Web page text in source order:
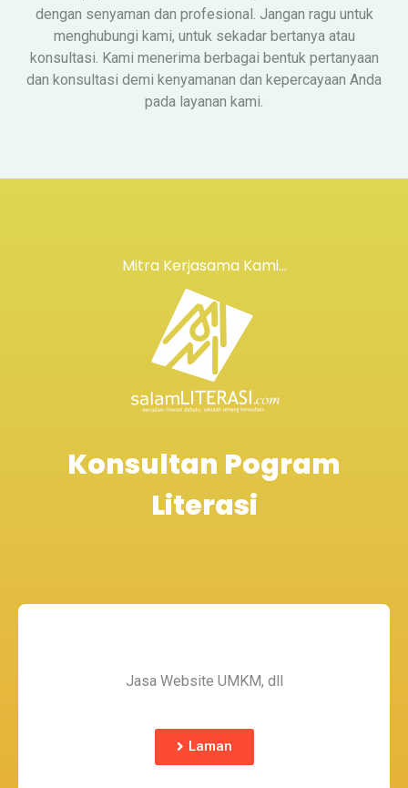
dengan senyaman dan profesional. Jangan ragu untuk
menghubungi kami, untuk sekadar bertanya atau
konsultasi. Kami menerima berbagai bentuk pertanyaan
dan konsultasi demi kenyamanan dan kepercayaan Anda
pada layanan kami.
Mitra Kerjasama Kami...
Konsultan Pogram
Literasi
Jasa Website UMKM, dll
Laman